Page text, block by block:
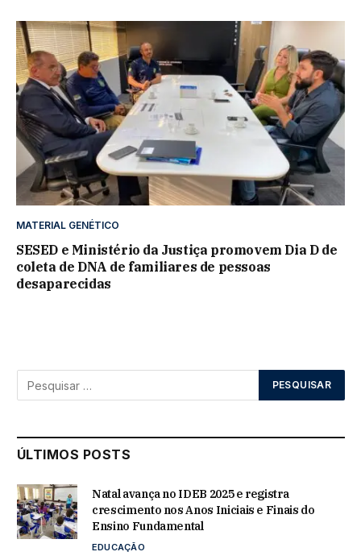
MATERIAL GENÉTICO
SESED e Ministério da Justiça promovem Dia D de
coleta de DNA de familiares de pessoas
desaparecidas
ÚLTIMOS POSTS
Natal avança no IDEB 2025 e registra
crescimento nos Anos Iniciais e Finais do
Ensino Fundamental
EDUCAÇÃO